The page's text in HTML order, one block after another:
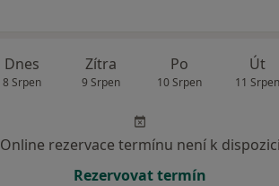
Dnes
8 Srpen
Zítra
9 Srpen
Po
10 Srpen
Út
11 Srpen
Online rezervace termínu není k dispozici
Rezervovat termín